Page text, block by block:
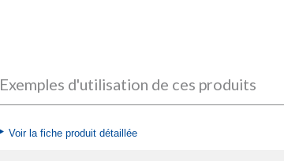
Exemples d'utilisation de ces produits
Voir la fiche produit détaillée